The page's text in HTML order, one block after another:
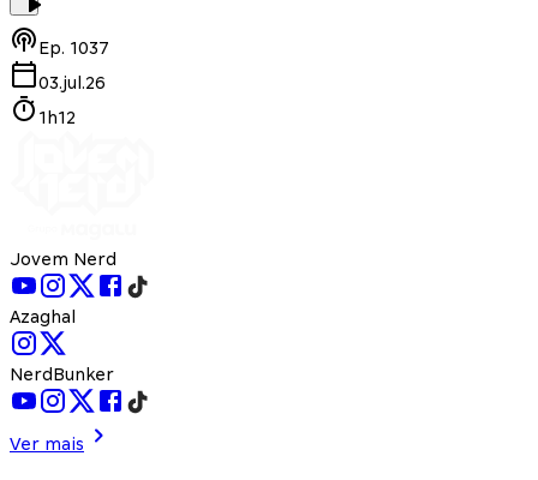
Ep. 1037
03.jul.26
1h12
Jovem Nerd
Azaghal
NerdBunker
Ver mais